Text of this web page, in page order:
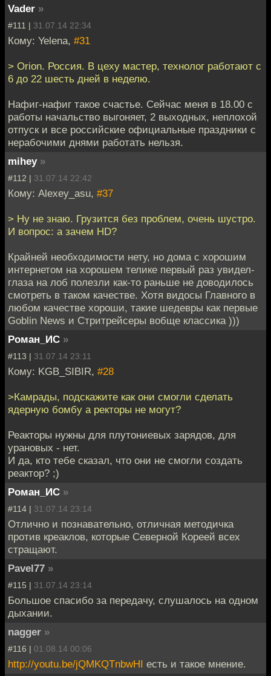
Vader »
#111 | 31.07.14 22:34
Кому: Yelena, #31
> Orion. Россия. В цеху мастер, технолог работают с
6 до 22 шесть дней в неделю.
Нафиг-нафиг такое счастье. Сейчас меня в 18.00 с
работы начальство выгоняет, 2 выходных, неплохой
отпуск и все российские официальные праздники с
нерабочими днями работать нельзя.
mihey »
#112 | 31.07.14 22:42
Кому: Alexey_asu, #37
> Ну не знаю. Грузится без проблем, очень шустро.
И вопрос: а зачем HD?
Крайней необходимости нету, но дома с хорошим
интернетом на хорошем телике первый раз увидел-
глаза на лоб полезли как-то раньше не доводилось
смотреть в таком качестве. Хотя видосы Главного в
любом качестве хороши, такие шедевры как первые
Goblin News и Стритрейсеры вобще классика )))
Роман_ИС »
#113 | 31.07.14 23:11
Кому: KGB_SIBIR, #28
>Камрады, подскажите как они смогли сделать
ядерную бомбу а ректоры не могут?
Реакторы нужны для плутониевых зарядов, для
урановых - нет.
И да, кто тебе сказал, что они не смогли создать
реактор? ;)
Роман_ИС »
#114 | 31.07.14 23:14
Отлично и познавательно, отличная методичка
против креаклов, которые Северной Кореей всех
стращают.
Pavel77 »
#115 | 31.07.14 23:14
Большое спасибо за передачу, слушалось на одном
дыхании.
nagger »
#116 | 01.08.14 00:06
http://youtu.be/jQMKQTnbwHI есть и такое мнение.